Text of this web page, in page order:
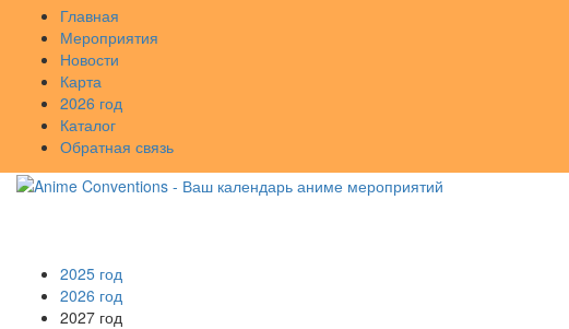
Главная
Мероприятия
Новости
Карта
2026 год
Каталог
Обратная связь
2025 год
2026 год
2027 год